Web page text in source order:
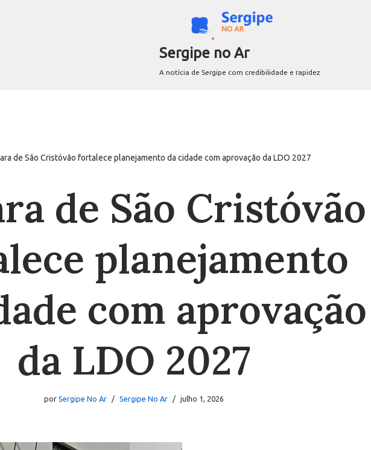
Sergipe no Ar
A notícia de Sergipe com credibilidade e rapidez
de São Cristóvão fortalece planejamento da cidade com aprovação da LDO 2027
de São Cristóvão
planejamento
com aprovação
da LDO 2027
por Sergipe No Ar Sergipe No Ar julho 1, 2026